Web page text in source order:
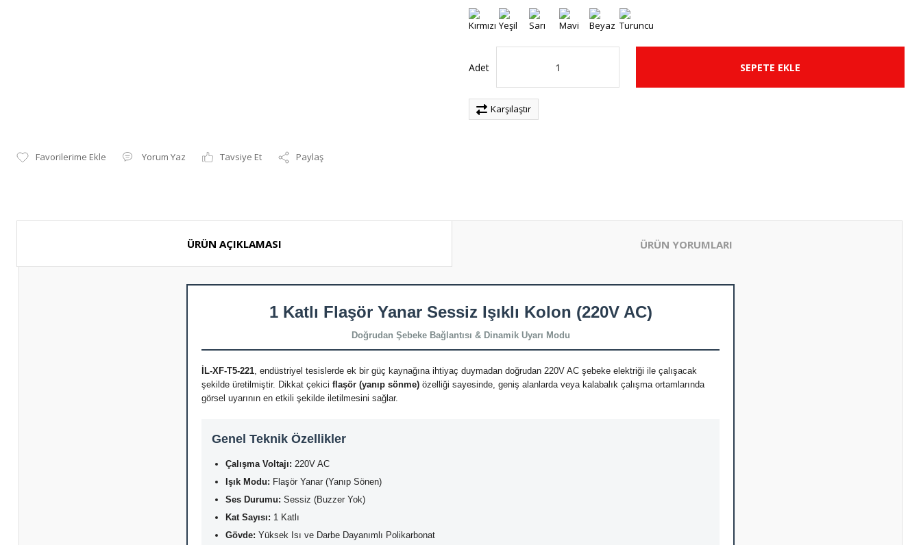
Yorum Yaz Tavsiye Et Paylaş
Adet SEPETE EKLE
Karşılaştır
ÜRÜN AÇIKLAMASI ÜRÜN YORUMLARI
1 Katlı Flaşör Yanar Sessiz Işıklı Kolon (220V AC)
Doğrudan Şebeke Bağlantısı & Dinamik Uyarı Modu
İL-XF-T5-221, endüstriyel tesislerde ek bir güç kaynağına ihtiyaç duymadan doğrudan 220V AC şebeke elektriği ile çalışacak
şekilde üretilmiştir. Dikkat çekici flaşör (yanıp sönme) özelliği sayesinde, geniş alanlarda veya kalabalık çalışma ortamlarında
görsel uyarının en etkili şekilde iletilmesini sağlar.
Genel Teknik Özellikler
Çalışma Voltajı: 220V AC
Işık Modu: Flaşör Yanar (Yanıp Sönen)
Ses Durumu: Sessiz (Buzzer Yok)
Kat Sayısı: 1 Katlı
Gövde: Yüksek Isı ve Darbe Dayanımlı Polikarbonat